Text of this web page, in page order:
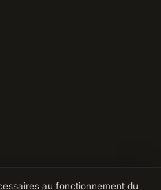
au fonctionnement du